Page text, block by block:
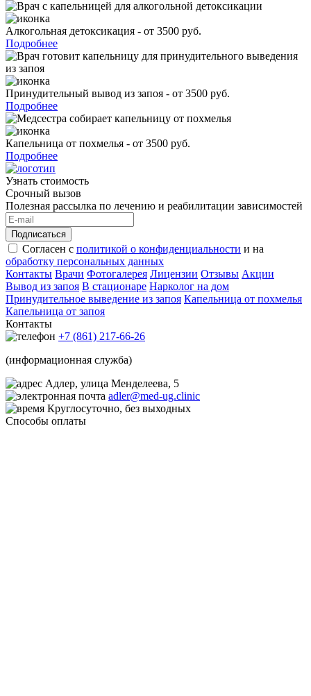
Алкогольная детоксикация - от 3500 руб.
Подробнее
Принудительный вывод из запоя - от 3500 руб.
Подробнее
Капельница от похмелья - от 3500 руб.
Подробнее
Узнать стоимость
Срочный вызов
Полезная рассылка по лечению и реабилитации зависимостей
Подписаться
Согласен с политикой о конфиденциальности и на
обработку персональных данных
Контакты Врачи Фотогалерея Лицензии Отзывы Акции
Вывод из запоя В стационаре Нарколог на дом
Принудительное выведение из запоя Капельница от похмелья
Капельница от запоя
Контакты
+7 (861) 217-66-26
(информационная служба)
Адлер, улица Менделеева, 5
adler@med-ug.clinic
Круглосуточно, без выходных
Способы оплаты